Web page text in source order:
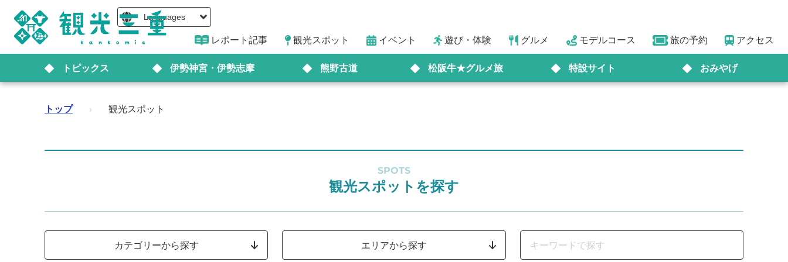
Languages
レポート記事 観光スポット イベント 遊び・体験 グルメ モデルコース 旅の予約 アクセス
トピックス 伊勢神宮・伊勢志摩 熊野古道 松阪牛★グルメ旅 特設サイト おみやげ
トップ › 観光スポット
SPOTS
観光スポットを探す
カテゴリーから探す エリアから探す